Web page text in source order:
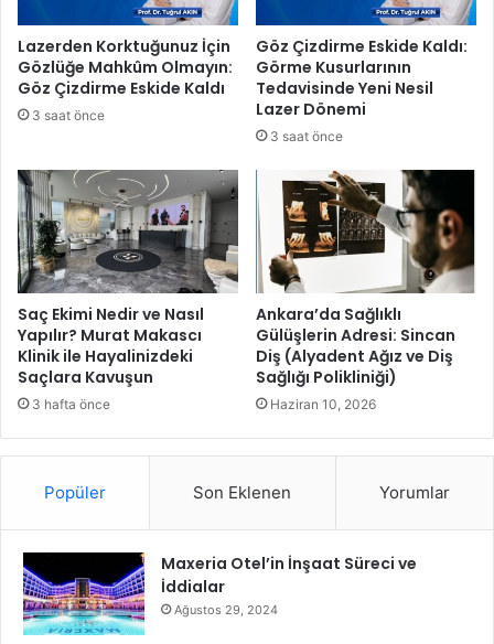
t
ı
Y
o
l
a
r
ı
n
d
a
K
o
n
f
o
e
e
n
i
v
e
d
e
n
e
t
i
m
t
o
s
Lazerden Korktuğunuz İçin
Gözlüğe Mahkûm Olmayın:
Göz Çizdirme Eskide Kaldı
3 saat önce
Göz Çizdirme Eskide Kaldı:
Görme Kusurlarının
Tedavisinde Yeni Nesil
Lazer Dönemi
3 saat önce
Saç Ekimi Nedir ve Nasıl
Yapılır? Murat Makascı
Klinik ile Hayalinizdeki
Saçlara Kavuşun
3 hafta önce
Ankara’da Sağlıklı
Gülüşlerin Adresi: Sincan
Diş (Alyadent Ağız ve Diş
Sağlığı Polikliniği)
Haziran 10, 2026
Popüler Son Eklenen Yorumlar
Maxeria Otel’in İnşaat Süreci ve
İddialar
Ağustos 29, 2024